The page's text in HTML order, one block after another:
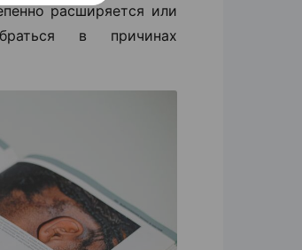
расширяется или
в причинах